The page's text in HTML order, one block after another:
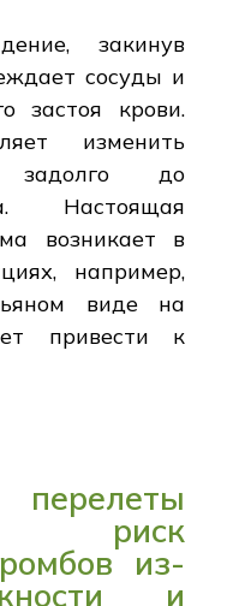
закинув
сосуды и
застоя крови.
изменить
задолго до
Настоящая
возникает в
например,
виде на
привести к
риск
из-
и